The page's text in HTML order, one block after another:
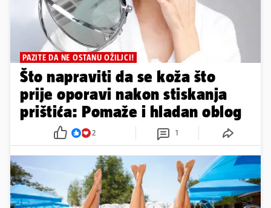
PAZITE DA NE OSTANU OŽILJCI!
Što napraviti da se koža što
prije oporavi nakon stiskanja
prištića: Pomaže i hladan oblog
2 1